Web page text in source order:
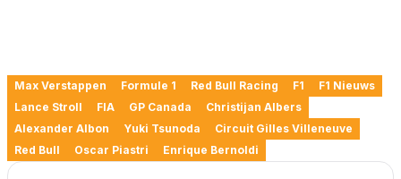
Max Verstappen Formule 1 Red Bull Racing F1
F1 Nieuws
Lance Stroll
FIA GP Canada
Christijan Albers
Alexander Albon
Yuki Tsunoda
Circuit Gilles Villeneuve
Red Bull
Oscar Piastri Enrique Bernoldi